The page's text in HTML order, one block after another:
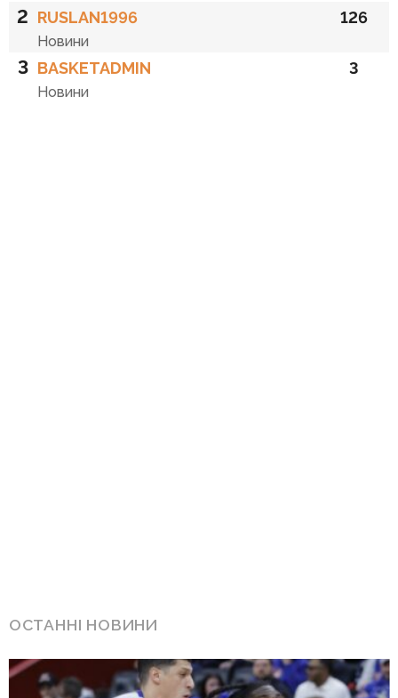
2 RUSLAN1996
Новини
126
3 BASKETADMIN
Новини
3
ОСТАННІ НОВИНИ